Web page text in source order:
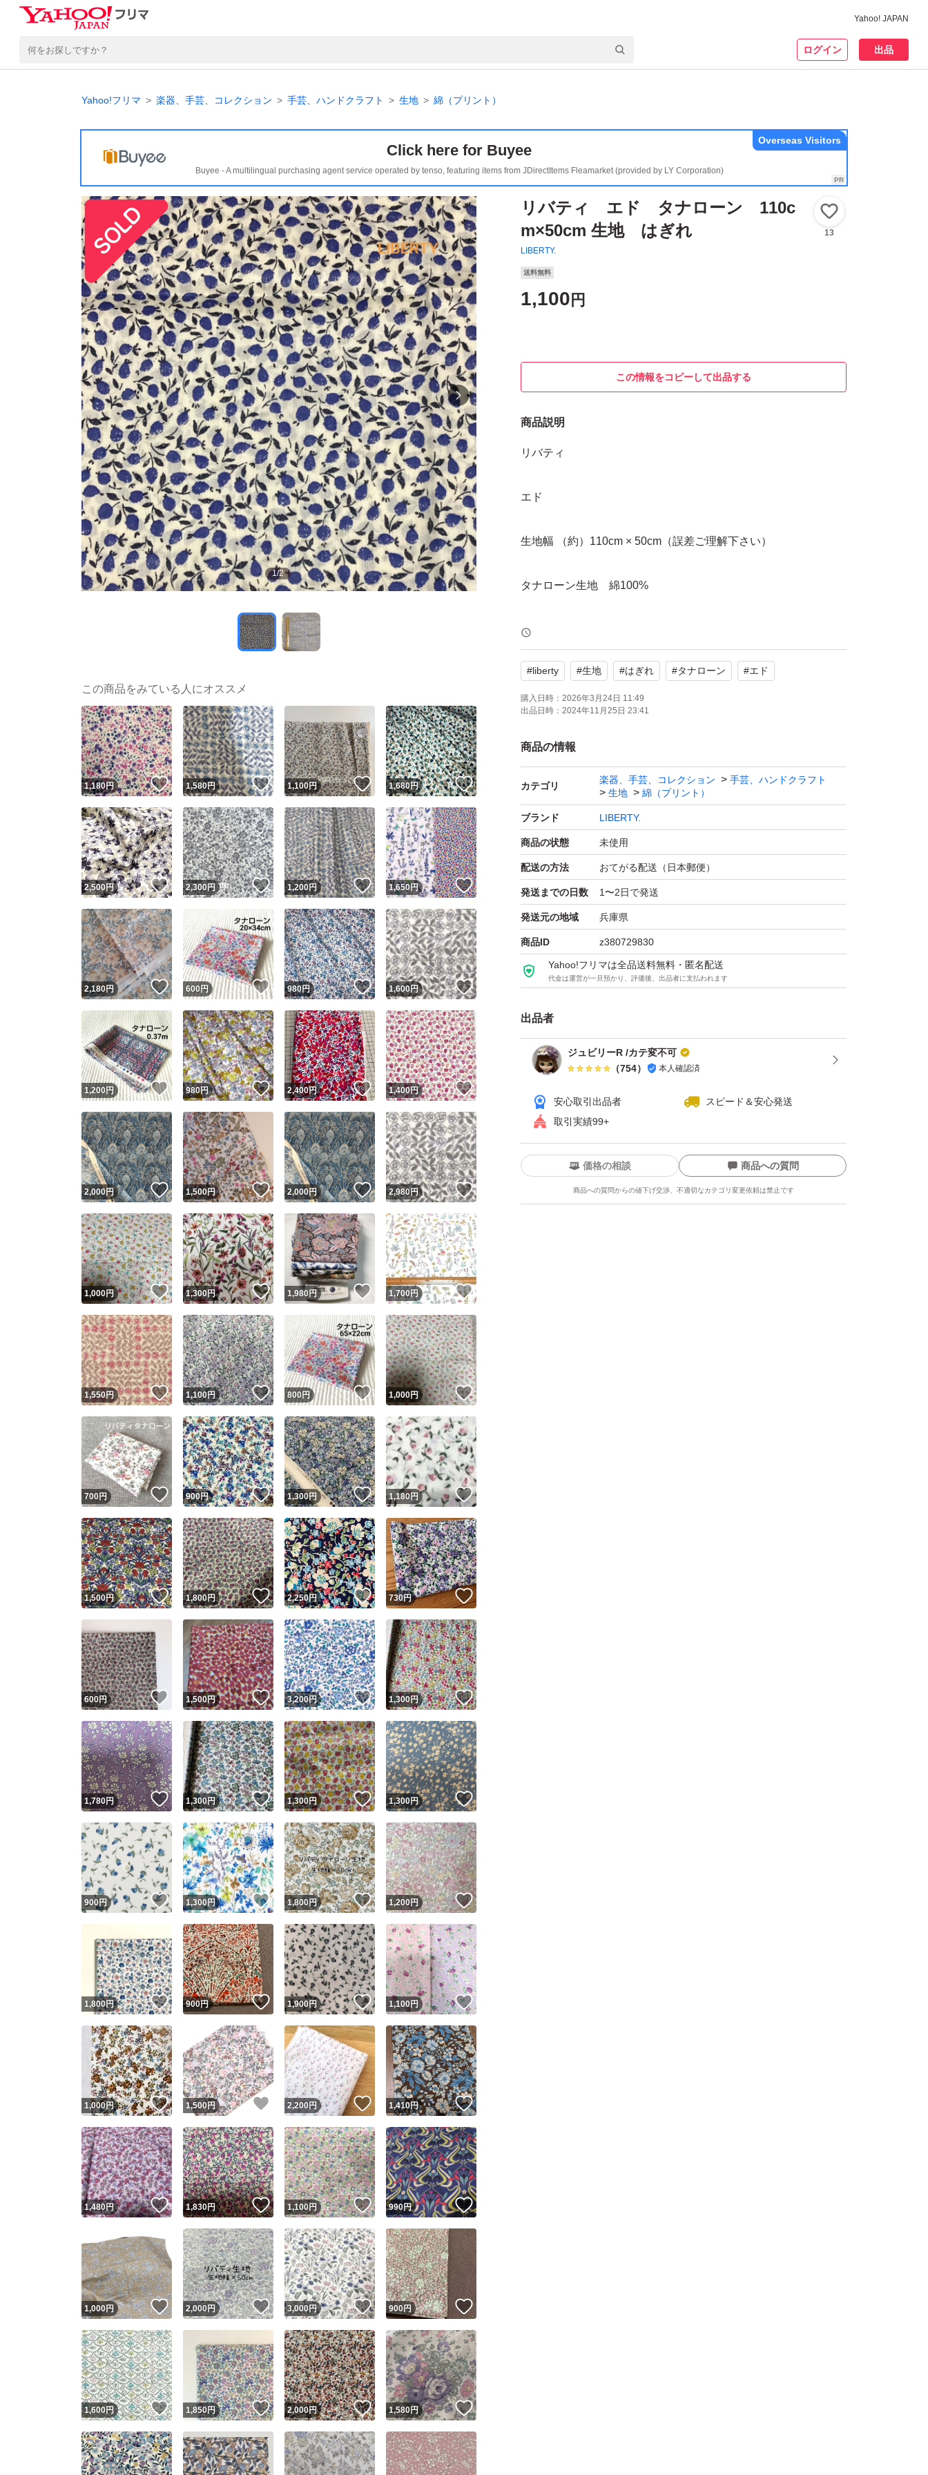
Yahoo! JAPAN
ログイン 出品
Yahoo!フリマ 楽器、手芸、コレクション 手芸、ハンドクラフト 生地 綿（プリント）
Click here for Buyee
Buyee - A multilingual purchasing agent service operated by tenso, featuring items from JDirectItems Fleamarket (provided by LY Corporation)
Overseas Visitors
1/2
リバティ エド タナローン 110c
m×50cm 生地 はぎれ
LIBERTY.
13
送料無料
1,100 円
この情報をコピーして出品する
商品説明
リバティ
エド
生地幅 （約）110cm × 50cm（誤差ご理解下さい）
タナローン生地 綿100%
カラー ブルー
お品の色ですが実物に近い様に写しましたが上手に写せない色も
ございます
視聴環境により実際のカラーとはイメージが違うことがございま
す予めご了承お願い致します。
（切りっぱなしの糸が出てますが処理せずお送りしますご了承お
願い致します）
数年前にオンラインやフリマサイトなどで買い集めた生地です
品名・購入先など分かるお品は記載する様にしてますが年月経っ
ており思い違いの可能性もございます
お答え必要な方はご購入お控えくださいますようお願い致しま
す。
自宅保管のため確認後出品しておりますが汚れ傷み色落ち色焼け
畳じわ、糸ほつれあります。
ペット、喫煙者おりません。
梱包方法にあわせて畳みなおしコンパクトにしお送り致します。
切り売り、お取り置き対応しておりません。
予告なく出品取り下げる場合もございます
購入後のおまとめはお受けできません、ご購入前にコメントお願
#liberty #生地 #はぎれ #タナローン #エド
購入日時： 2026年3月24日 11:49
出品日時： 2024年11月25日 23:41
商品の情報
カテゴリ
楽器、手芸、コレクション
手芸、ハンドクラフト
生地
綿（プリント）
ブランド LIBERTY.
商品の状態 未使用
配送の方法 おてがる配送（日本郵便）
発送までの日数 1〜2日で発送
発送元の地域 兵庫県
商品ID z380729830
Yahoo!フリマは全品送料無料・匿名配送
代金は運営が一旦預かり、評価後、出品者に支払われます
出品者
ジュビリーR /カテ変不可
（754） 本人確認済
安心取引出品者
スピード＆安心発送
取引実績99+
ユーザーの実績について
Yahoo!フリマが定めた一定の基準を満たしたユーザーにバッジを付与しています
安心取引出品者
安心取引出品者 Yahoo!フリマの基準をクリアした安心・安全なユーザーです
取引実績
取引実績◯+ このユーザーはYahoo!フリマの取引を完了させた実績があります
他フリマ実績◯+ このユーザーは他フリマサービスでの取引実績があります
スピード&安心発送
※このバッジは実績に基づく表示であり、発送を保証しているものではありません
スピード＆安心発送
このユーザーは高頻度で24時間以内＆設定した発送日数内に発送してい
ます
スピード発送 このユーザーは高頻度で24時間以内に発送しています
安心発送 このユーザーは設定した発送日数内に発送しています
価格の相談 商品への質問
商品への質問からの値下げ交渉、不適切なカテゴリ変更依頼は禁止です
この商品の情報をコピーします
商品画像の無断転載は禁止されています
コピーは1商品につき1回です
出品ページへ
キャンセル
この商品をみている人にオススメ
1,180円 いいね！
1,580円 いいね！
1,100円 いいね！
1,680円 いいね！
2,500円 いいね！
2,300円 いいね！
1,200円 いいね！
1,650円 いいね！
2,180円 いいね！
600円 いいね！
980円 いいね！
1,600円 いいね！
1,200円 いいね！
980円 いいね！
2,400円 いいね！
1,400円 いいね！
2,000円 いいね！
1,500円 いいね！
2,000円 いいね！
2,980円 いいね！
1,000円 いいね！
1,300円 いいね！
1,980円 いいね！
1,700円 いいね！
1,550円 いいね！
1,100円 いいね！
800円 いいね！
1,000円 いいね！
700円 いいね！
900円 いいね！
1,300円 いいね！
1,180円 いいね！
1,500円 いいね！
1,800円 いいね！
2,250円 いいね！
730円 いいね！
600円 いいね！
1,500円 いいね！
3,200円 いいね！
1,300円 いいね！
1,780円 いいね！
1,300円 いいね！
1,300円 いいね！
1,300円 いいね！
900円 いいね！
1,300円 いいね！
1,800円 いいね！
1,200円 いいね！
1,800円 いいね！
900円 いいね！
1,900円 いいね！
1,100円 いいね！
1,000円 いいね！
1,500円 いいね！
2,200円 いいね！
1,410円 いいね！
1,480円 いいね！
1,830円 いいね！
1,100円 いいね！
990円 いいね！
1,000円 いいね！
2,000円 いいね！
3,000円 いいね！
900円 いいね！
1,600円 いいね！
1,850円 いいね！
2,000円 いいね！
1,580円 いいね！